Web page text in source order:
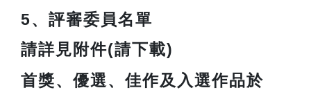
5、評審委員名單
請詳見附件(請下載)
首獎、優選、佳作及入選作品於